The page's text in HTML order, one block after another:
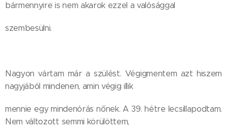
bármennyire is nem akarok ezzel a valósággal
szembesülni.
Nagyon vártam már a szülést. Végigmentem azt hiszem
nagyjából mindenen, amin végig illik
mennie egy mindenórás nőnek. A 39. hétre lecsillapodtam.
Nem változott semmi körülöttem,